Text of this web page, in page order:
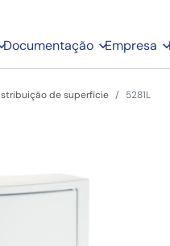
Documentação Empresa
de superfície 5281L